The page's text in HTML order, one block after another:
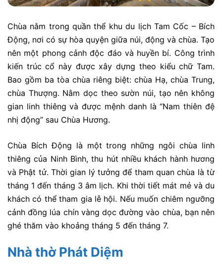
Chùa nằm trong quần thể khu du lịch Tam Cốc – Bích
Động, nơi có sự hòa quyện giữa núi, động và chùa. Tạo
nên một phong cảnh độc đáo và huyền bí. Công trình
kiến trúc cổ này được xây dựng theo kiểu chữ Tam.
Bao gồm ba tòa chùa riêng biệt: chùa Hạ, chùa Trung,
chùa Thượng. Nằm dọc theo sườn núi, tạo nên không
gian linh thiêng và được mệnh danh là “Nam thiên đệ
nhị động” sau Chùa Hương.
Chùa Bích Động là một trong những ngôi chùa linh
thiêng của Ninh Bình, thu hút nhiều khách hành hương
và Phật tử. Thời gian lý tưởng để tham quan chùa là từ
tháng 1 đến tháng 3 âm lịch. Khi thời tiết mát mẻ và du
khách có thể tham gia lễ hội. Nếu muốn chiêm ngưỡng
cảnh đồng lúa chín vàng dọc đường vào chùa, bạn nên
ghé thăm vào khoảng tháng 5 đến tháng 7.
Nhà thờ Phát Diệm